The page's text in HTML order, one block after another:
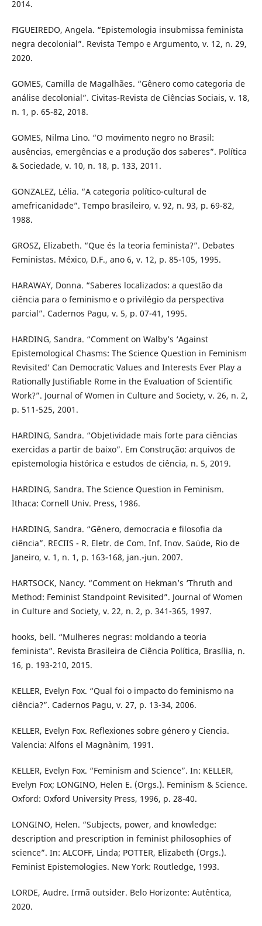
2014.
FIGUEIREDO, Angela. “Epistemologia insubmissa feminista
negra decolonial”. Revista Tempo e Argumento, v. 12, n. 29,
2020.
GOMES, Camilla de Magalhães. “Gênero como categoria de
análise decolonial”. Civitas-Revista de Ciências Sociais, v. 18,
n. 1, p. 65-82, 2018.
GOMES, Nilma Lino. “O movimento negro no Brasil:
ausências, emergências e a produção dos saberes”. Política
& Sociedade, v. 10, n. 18, p. 133, 2011.
GONZALEZ, Lélia. “A categoria político-cultural de
amefricanidade”. Tempo brasileiro, v. 92, n. 93, p. 69-82,
1988.
GROSZ, Elizabeth. “Que és la teoria feminista?”. Debates
Feministas. México, D.F., ano 6, v. 12, p. 85-105, 1995.
HARAWAY, Donna. “Saberes localizados: a questão da
ciência para o feminismo e o privilégio da perspectiva
parcial”. Cadernos Pagu, v. 5, p. 07-41, 1995.
HARDING, Sandra. “Comment on Walby’s ‘Against
Epistemological Chasms: The Science Question in Feminism
Revisited’ Can Democratic Values and Interests Ever Play a
Rationally Justifiable Rome in the Evaluation of Scientific
Work?”. Journal of Women in Culture and Society, v. 26, n. 2,
p. 511-525, 2001.
HARDING, Sandra. “Objetividade mais forte para ciências
exercidas a partir de baixo”. Em Construção: arquivos de
epistemologia histórica e estudos de ciência, n. 5, 2019.
HARDING, Sandra. The Science Question in Feminism.
Ithaca: Cornell Univ. Press, 1986.
HARDING, Sandra. “Gênero, democracia e filosofia da
ciência”. RECIIS - R. Eletr. de Com. Inf. Inov. Saúde, Rio de
Janeiro, v. 1, n. 1, p. 163-168, jan.-jun. 2007.
HARTSOCK, Nancy. “Comment on Hekman’s ‘Thruth and
Method: Feminist Standpoint Revisited”. Journal of Women
in Culture and Society, v. 22, n. 2, p. 341-365, 1997.
hooks, bell. “Mulheres negras: moldando a teoria
feminista”. Revista Brasileira de Ciência Política, Brasília, n.
16, p. 193-210, 2015.
KELLER, Evelyn Fox. “Qual foi o impacto do feminismo na
ciência?”. Cadernos Pagu, v. 27, p. 13-34, 2006.
KELLER, Evelyn Fox. Reflexiones sobre género y Ciencia.
Valencia: Alfons el Magnànim, 1991.
KELLER, Evelyn Fox. “Feminism and Science”. In: KELLER,
Evelyn Fox; LONGINO, Helen E. (Orgs.). Feminism & Science.
Oxford: Oxford University Press, 1996, p. 28-40.
LONGINO, Helen. “Subjects, power, and knowledge:
description and prescription in feminist philosophies of
science”. In: ALCOFF, Linda; POTTER, Elizabeth (Orgs.).
Feminist Epistemologies. New York: Routledge, 1993.
LORDE, Audre. Irmã outsider. Belo Horizonte: Autêntica,
2020.